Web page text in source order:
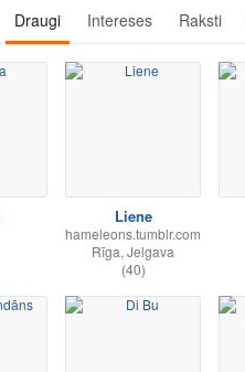
Draugi Intereses Raksti
Liene
hameleons.tumblr.com
Rīga, Jelgava
(40)